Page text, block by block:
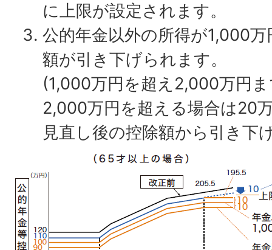
に上限が設定されます。
公的年金以外の所得が1,000
額が引き下げられます。
(1,000万円を超え2,000万円
2,000万円を超える場合は20
見直し後の控除額から引き下